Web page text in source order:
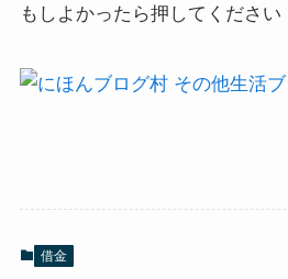
もしよかったら押してください
借金